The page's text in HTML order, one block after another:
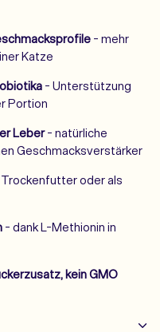
- mehr
Katze
- Unterstützung
Portion
Leber- natürliche
Geschmacksverstärker
oder als
- dank L-Methionin in
kein GMO